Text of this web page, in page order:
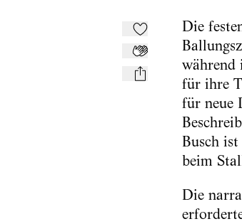
Zu Mein-TdZ
Applaudieren
mail
Die
während
für ihre
für neue
Busch ist
beim
Die